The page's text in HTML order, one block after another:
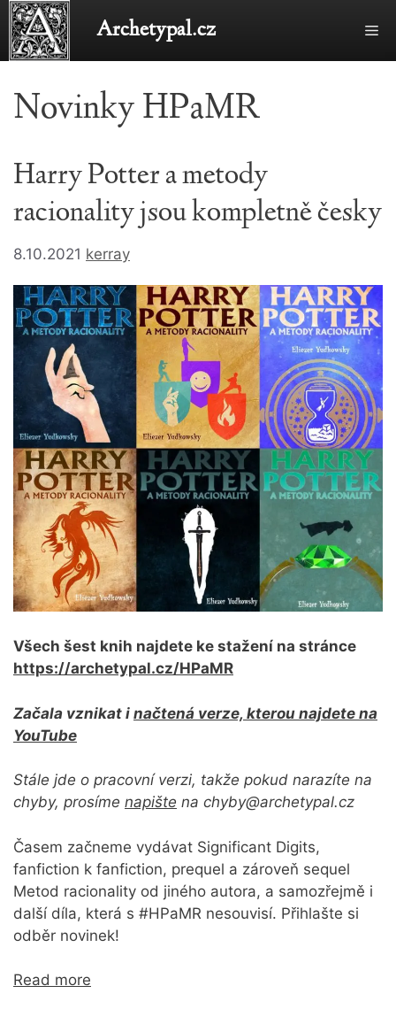
Přeskočit
na
obsah
Archetypal.cz
Novinky HPaMR
Harry Potter a metody
racionality jsou kompletně česky
8.10.2021 kerray
Všech šest knih najdete ke stažení na stránce
https://archetypal.cz/HPaMR
Začala vznikat i načtená verze, kterou najdete na
YouTube
Stále jde o pracovní verzi, takže pokud narazíte na
chyby, prosíme napište na chyby@archetypal.cz
Časem začneme vydávat Significant Digits,
fanfiction k fanfiction, prequel a zároveň sequel
Metod racionality od jiného autora, a samozřejmě i
další díla, která s #HPaMR nesouvisí. Přihlašte si
odběr novinek!
Read more